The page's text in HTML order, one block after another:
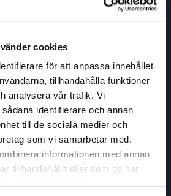
cookies
för att anpassa innehållet
tillhandahålla funktioner
analysera vår trafik. Vi
identifierare och annan
till de sociala medier och
som vi samarbetar med.
informationen med annan
tillhandahållit eller som de har